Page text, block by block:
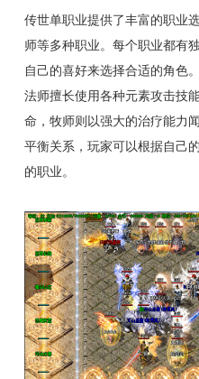
传世单职业提供了丰富的职业
师等多种职业。每个职业都有
自己的喜好来选择合适的角色
法师擅长使用各种元素攻击技
命，牧师则以强大的治疗能力
平衡关系，玩家可以根据自己
的职业。